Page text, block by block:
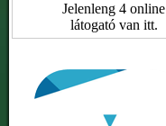
Jelenleng 4 online
látogató van itt.